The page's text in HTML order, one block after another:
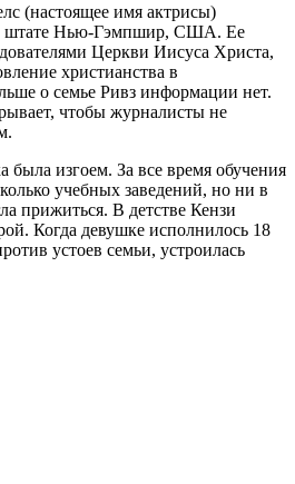
(настоящее имя актрисы)
штате Нью-Гэмпшир, США. Ее
Церкви Иисуса Христа,
христианства в
о семье Ривз информации нет.
чтобы журналисты не
изгоем. За все время обучения
учебных заведений, но ни в
прижиться. В детстве Кензи
Когда девушке исполнилось 18
устоев семьи, устроилась